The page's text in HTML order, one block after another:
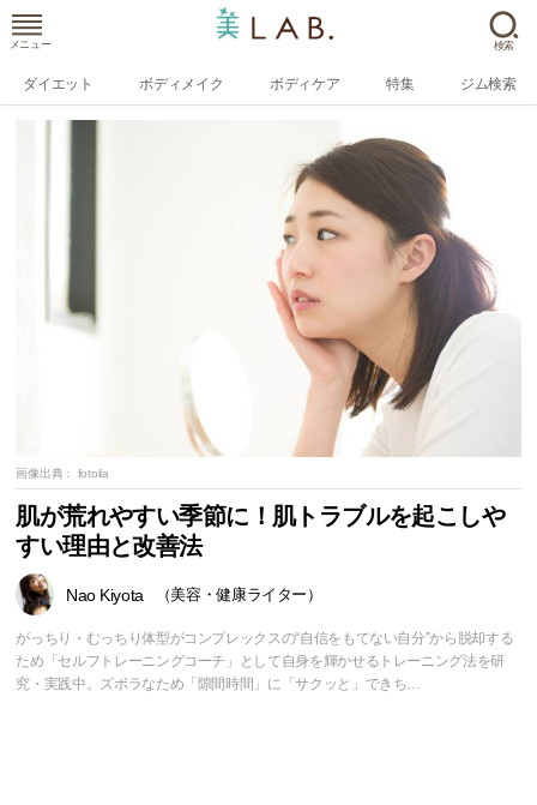
メニュー 検索
ダイエット ボディメイク ボディケア 特集 ジム検索
画像出典： fotolia
肌が荒れやすい季節に！肌トラブルを起こしや
すい理由と改善法
Nao Kiyota （美容・健康ライター）
がっちり・むっちり体型がコンプレックスの“自信をもてない自分”から脱却する
ため「セルフトレーニングコーチ」として自身を輝かせるトレーニング法を研
究・実践中。ズボラなため「隙間時間」に「サクッと」できち…